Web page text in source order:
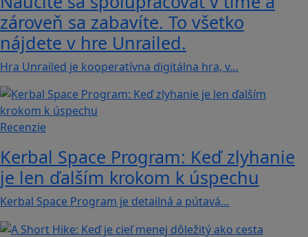
zároveň sa zabavíte. To všetko
nájdete v hre Unrailed.
Hra Unrailed je kooperatívna digitálna hra, v…
Recenzie
Kerbal Space Program: Keď zlyhanie
je len ďalším krokom k úspechu
Kerbal Space Program je detailná a pútavá…